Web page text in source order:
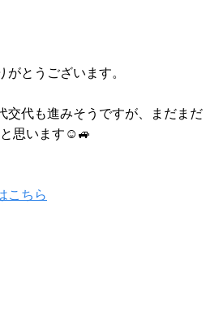
とうございます。
交代も進みそうですが、まだまだ
思います☺️🚙
こちら